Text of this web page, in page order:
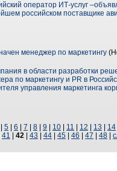
оператор ИТ-услуг
российском поставщике
менеджер по маркетингу
в области разработки
по маркетингу и PR в
управления маркетинга
5 6 7 8 9 10 11 12 13 14
41 42 43 44 45 46 47 48